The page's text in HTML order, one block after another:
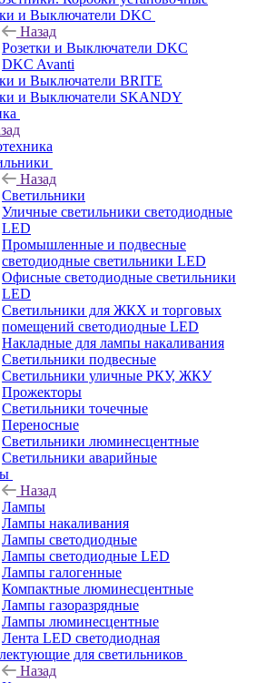
и Выключатели DKC
Назад
Розетки и Выключатели DKC
DKC Avanti
и Выключатели BRITE
и Выключатели SKANDY
Назад
Светильники
Уличные светильники светодиодные
LED
Промышленные и подвесные
светодиодные светильники LED
Офисные светодиодные светильники
LED
Светильники для ЖКХ и торговых
помещений светодиодные LED
Накладные для лампы накаливания
Светильники подвесные
Светильники уличные РКУ, ЖКУ
Прожекторы
Cветильники точечные
Переносные
Светильники люминесцентные
Светильники аварийные
Назад
Лампы
Лампы накаливания
Лампы светодиодные
Лампы светодиодные LED
Лампы галогенные
Компактные люминесцентные
Лампы газоразрядные
Лампы люминесцентные
Лента LED светодиодная
для светильников
Назад